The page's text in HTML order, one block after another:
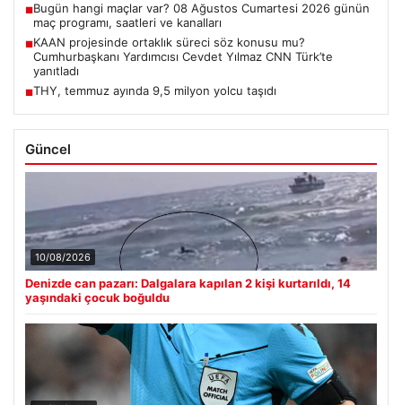
■Bugün hangi maçlar var? 08 Ağustos Cumartesi 2026 günün
maç programı, saatleri ve kanalları
■KAAN projesinde ortaklık süreci söz konusu mu?
Cumhurbaşkanı Yardımcısı Cevdet Yılmaz CNN Türk’te
yanıtladı
■THY, temmuz ayında 9,5 milyon yolcu taşıdı
Güncel
10/08/2026
Denizde can pazarı: Dalgalara kapılan 2 kişi kurtarıldı, 14
yaşındaki çocuk boğuldu